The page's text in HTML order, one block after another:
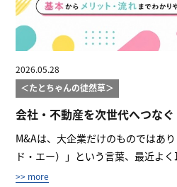
2026.05.28
＜たとちゃんの徒然草＞
会社・不動産を次世代へつな
M&Aは、大企業だけのものではあ
ド・エー）」という言葉、最近よ
よね。...
>> more